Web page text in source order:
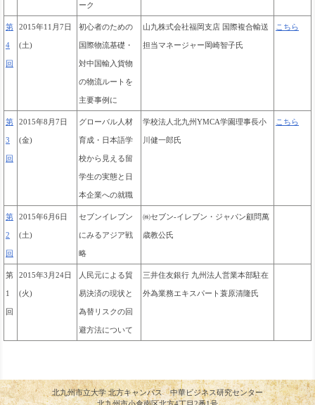
ーク
第
4
回
2015年11月7日
(土)
初心者のための
国際物流基礎・
対中国輸入貨物
の物流ルートを
主要事例に
山九株式会社福岡支店 国際複合輸送
担当マネージャー 岡崎智子氏
こちら
第
3
回
2015年8月7日
(金)
グローバル人材
育成・日本語学
校から見える留
学生の実態と日
本企業への就職
学校法人北九州YMCA学園理事長小
川健一郎氏
こちら
第
2
回
2015年6月6日
(土)
セブンイレブン
にみるアジア戦
略
㈱セブン-イレブン・ジャパン顧問萬
歳教公氏
第
1
回
2015年3月24日
(火)
人民元による貿
易決済の現状と
為替リスクの回
避方法について
三井住友銀行 九州法人営業本部駐在
外為業務エキスパート蓑原清隆氏
北九州市立大学 北方キャンパス 中華ビジネス研究センター